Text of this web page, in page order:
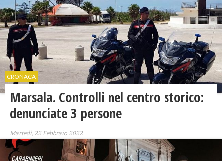
CRONACA
Marsala. Controlli nel centro storico:
denunciate 3 persone
Martedì, 22 Febbraio 2022